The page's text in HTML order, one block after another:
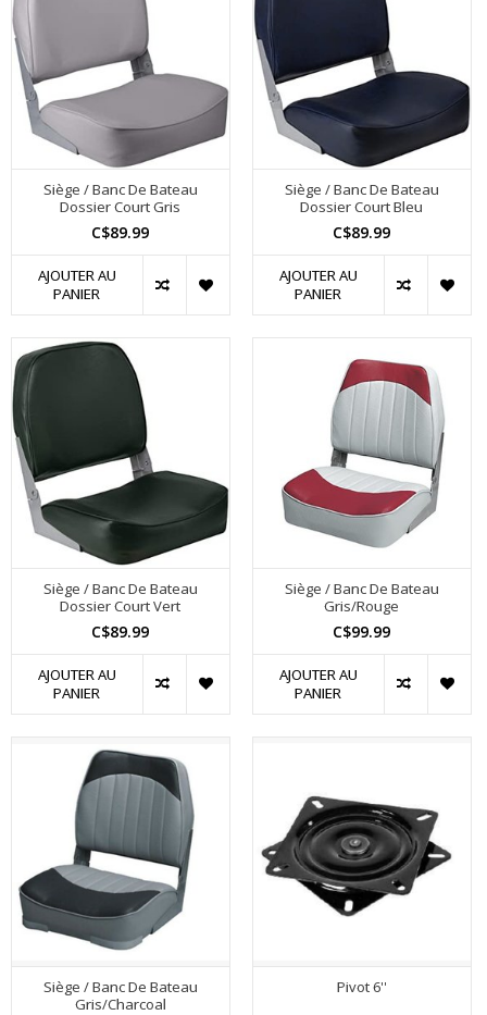
Siège / Banc De Bateau
Dossier Court Gris
C$89.99
AJOUTER AU
PANIER
Siège / Banc De Bateau
Dossier Court Bleu
C$89.99
AJOUTER AU
PANIER
Siège / Banc De Bateau
Dossier Court Vert
C$89.99
AJOUTER AU
PANIER
Siège / Banc De Bateau
Gris/Rouge
C$99.99
AJOUTER AU
PANIER
Siège / Banc De Bateau
Gris/Charcoal
Pivot 6''